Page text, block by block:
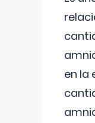
en la